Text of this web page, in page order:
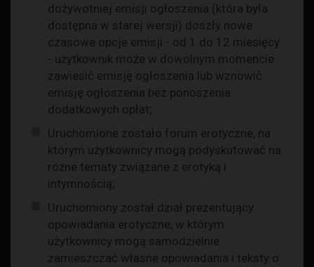
dożywotniej emisji ogłoszenia (która była
dostępna w starej wersji) doszły nowe
czasowe opcje emisji - od 1 do 12 miesięcy
- użytkownik może w dowolnym momencie
zawiesić emisję ogłoszenia lub wznowić
emisję ogłoszenia bez ponoszenia
dodatkowych opłat;
Uruchomione zostało forum erotyczne, na
którym użytkownicy mogą podyskutować na
różne tematy związane z erotyką i
intymnością;
Uruchomiony został dział prezentujący
opowiadania erotyczne, w którym
użytkownicy mogą samodzielnie
zamieszczać własne opowiadania i teksty o